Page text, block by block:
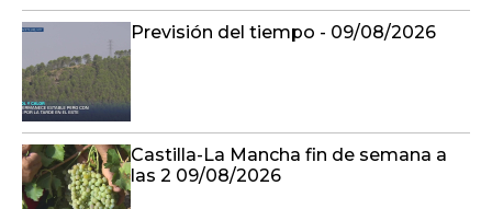
Previsión del tiempo - 09/08/2026
Castilla-La Mancha fin de semana a
las 2 09/08/2026